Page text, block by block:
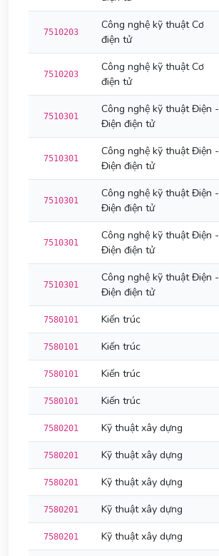
7510203
Công nghệ kỹ thuật Cơ
điện tử
7510203
Công nghệ kỹ thuật Cơ
điện tử
7510301
Công nghệ kỹ thuật Điện -
Điện điện tử
7510301
Công nghệ kỹ thuật Điện -
Điện điện tử
7510301
Công nghệ kỹ thuật Điện -
Điện điện tử
7510301
Công nghệ kỹ thuật Điện -
Điện điện tử
7510301
Công nghệ kỹ thuật Điện -
Điện điện tử
7580101 Kiến trúc
7580101 Kiến trúc
7580101 Kiến trúc
7580101 Kiến trúc
7580201 Kỹ thuật xây dựng
7580201 Kỹ thuật xây dựng
7580201 Kỹ thuật xây dựng
7580201 Kỹ thuật xây dựng
7580201 Kỹ thuật xây dựng